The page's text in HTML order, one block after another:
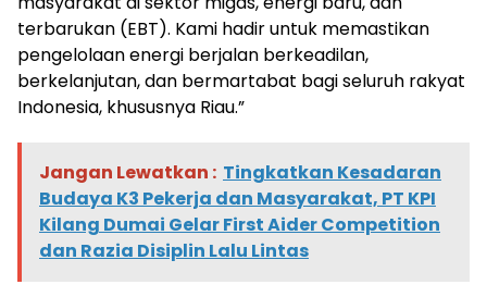
terbarukan (EBT). Kami hadir untuk memastikan
pengelolaan energi berjalan berkeadilan,
berkelanjutan, dan bermartabat bagi seluruh rakyat
Indonesia, khususnya Riau.”
Jangan Lewatkan : Tingkatkan Kesadaran
Budaya K3 Pekerja dan Masyarakat, PT KPI
Kilang Dumai Gelar First Aider Competition
dan Razia Disiplin Lalu Lintas